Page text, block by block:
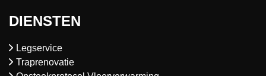
DIENSTEN
Legservice
Traprenovatie